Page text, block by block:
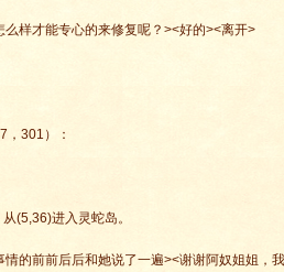
样才能专心的来修复呢？><好的><离开>
，301）：
(5,36)进入灵蛇岛。
的前前后后和她说了一遍><谢谢阿奴姐姐，